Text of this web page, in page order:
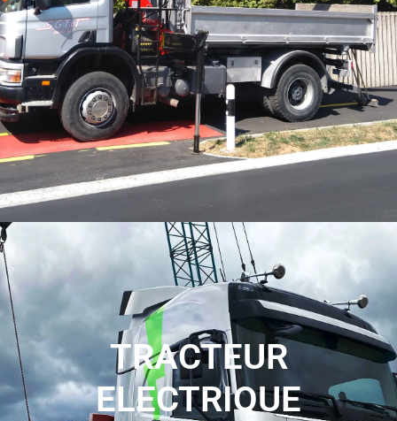
Les camions-grues 2 essieux avec grappin combinent la
polyvalence d'une grue et la fonctionnalité d'un grappin
pour faciliter le levage et le transport de charges sur les
chantiers.
TRACTEUR
ELECTRIQUE